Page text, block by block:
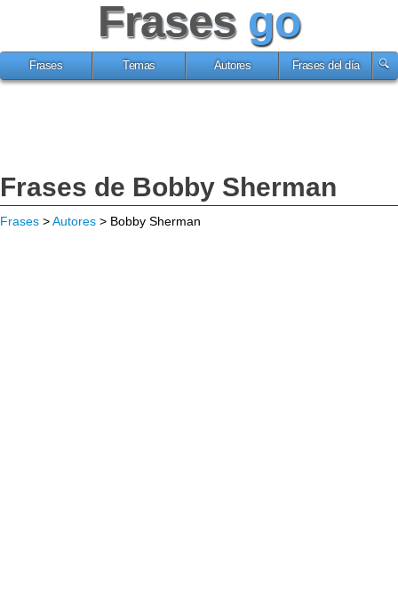
Frases go
Frases Temas Autores Frases del día
Frases de Bobby Sherman
Frases >Autores > Bobby Sherman